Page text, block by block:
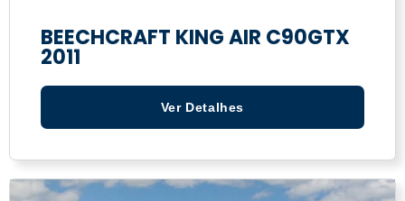
BEECHCRAFT KING AIR C90GTX
2011
Ver Detalhes